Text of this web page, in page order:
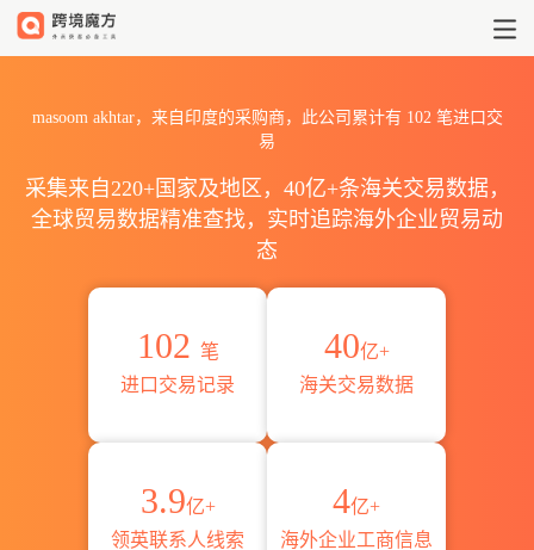
masoom akhtar，来自印度的采购商，此公司累计有 102笔进口交
易
采集来自220+国家及地区，40亿+条海关交易数据，
全球贸易数据精准查找，实时追踪海外企业贸易动
态
102 笔
进口交易记录
40亿+
海关交易数据
3.9亿+
领英联系人线索
4亿+
海外企业工商信息